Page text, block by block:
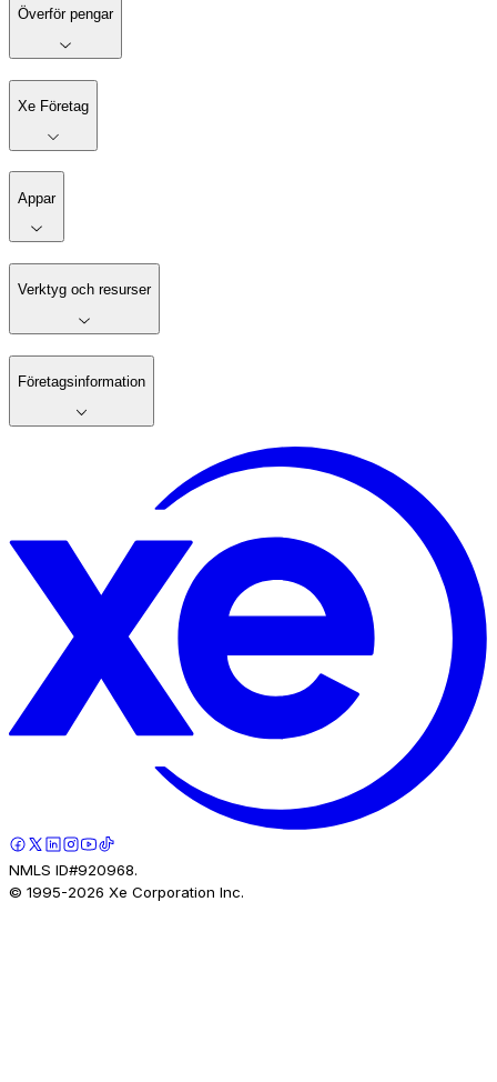
Överför pengar
Xe Företag
Appar
Verktyg och resurser
Företagsinformation
NMLS ID#920968.
© 1995-2026 Xe Corporation Inc.